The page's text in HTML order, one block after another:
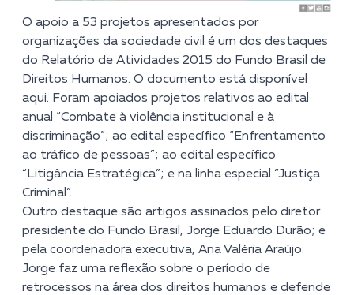
O apoio a 53 projetos apresentados por
organizações da sociedade civil é um dos destaques
do Relatório de Atividades 2015 do Fundo Brasil de
Direitos Humanos. O documento está disponível
aqui. Foram apoiados projetos relativos ao edital
anual “Combate à violência institucional e à
discriminação”; ao edital específico “Enfrentamento
ao tráfico de pessoas”; ao edital específico
“Litigância Estratégica”; e na linha especial “Justiça
Criminal”.
Outro destaque são artigos assinados pelo diretor
presidente do Fundo Brasil, Jorge Eduardo Durão; e
pela coordenadora executiva, Ana Valéria Araújo.
Jorge faz uma reflexão sobre o período de
retrocessos na área dos direitos humanos e defende